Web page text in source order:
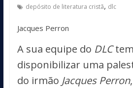
depósito de literatura cristã, dlc
Jacques Perron
A sua equipe do DLC
disponibilizar uma
do irmão Jacques Perron